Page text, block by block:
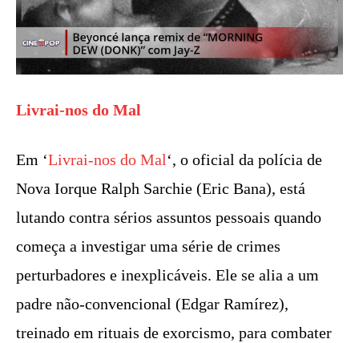
Livrai-nos do Mal
Em ‘Livrai-nos do Mal‘, o oficial da polícia de
Nova Iorque Ralph Sarchie (Eric Bana), está
lutando contra sérios assuntos pessoais quando
começa a investigar uma série de crimes
perturbadores e inexplicáveis. Ele se alia a um
padre não-convencional (Edgar Ramírez),
treinado em rituais de exorcismo, para combater